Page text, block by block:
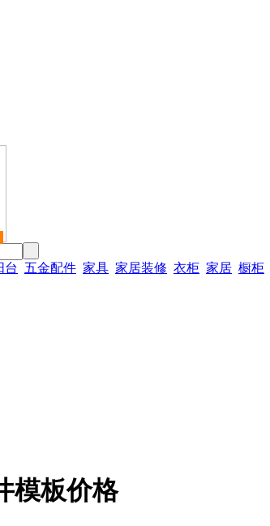
台 五金配件 家具 家居装修 衣柜 家居 橱柜
模板价格